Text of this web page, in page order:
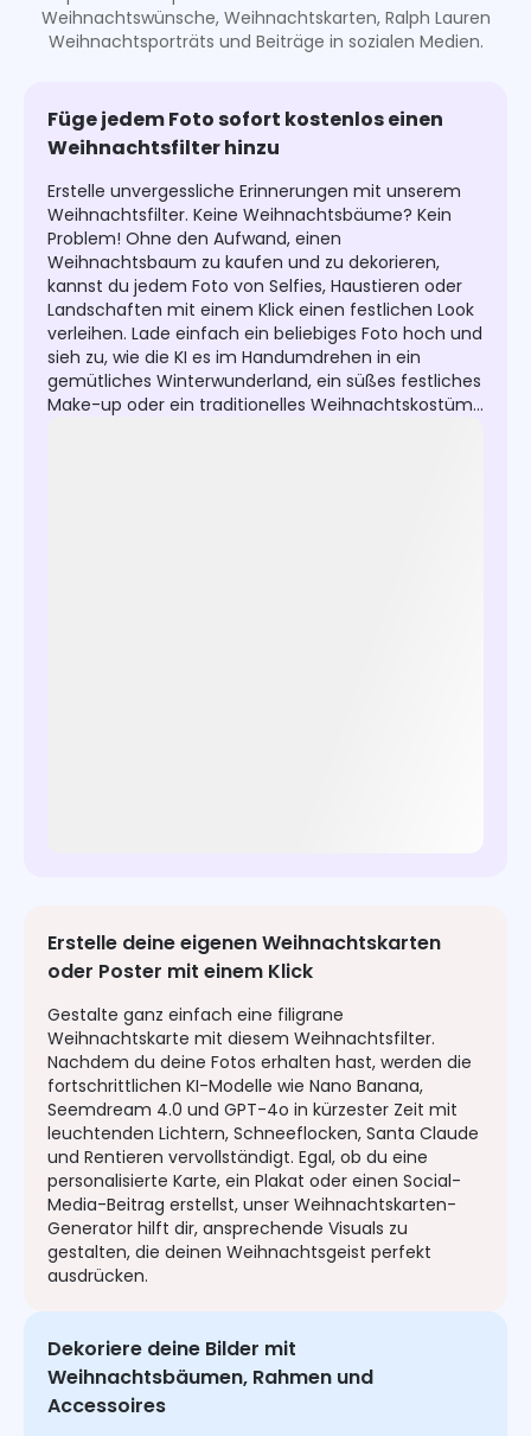
Weihnachtswünsche, Weihnachtskarten, Ralph Lauren
Weihnachtsporträts und Beiträge in sozialen Medien.
Füge jedem Foto sofort kostenlos einen
Weihnachtsfilter hinzu
Erstelle unvergessliche Erinnerungen mit unserem
Weihnachtsfilter. Keine Weihnachtsbäume? Kein
Problem! Ohne den Aufwand, einen
Weihnachtsbaum zu kaufen und zu dekorieren,
kannst du jedem Foto von Selfies, Haustieren oder
Landschaften mit einem Klick einen festlichen Look
verleihen. Lade einfach ein beliebiges Foto hoch und
sieh zu, wie die KI es im Handumdrehen in ein
gemütliches Winterwunderland, ein süßes festliches
Make-up oder ein traditionelles Weihnachtskostüm
Erstelle deine eigenen Weihnachtskarten
oder Poster mit einem Klick
Gestalte ganz einfach eine filigrane
Weihnachtskarte mit diesem Weihnachtsfilter.
Nachdem du deine Fotos erhalten hast, werden die
fortschrittlichen KI-Modelle wie Nano Banana,
Seemdream 4.0 und GPT-4o in kürzester Zeit mit
leuchtenden Lichtern, Schneeflocken, Santa Claude
und Rentieren vervollständigt. Egal, ob du eine
personalisierte Karte, ein Plakat oder einen Social-
Media-Beitrag erstellst, unser Weihnachtskarten-
Generator hilft dir, ansprechende Visuals zu
gestalten, die deinen Weihnachtsgeist perfekt
ausdrücken.
Dekoriere deine Bilder mit
Weihnachtsbäumen, Rahmen und
Accessoires